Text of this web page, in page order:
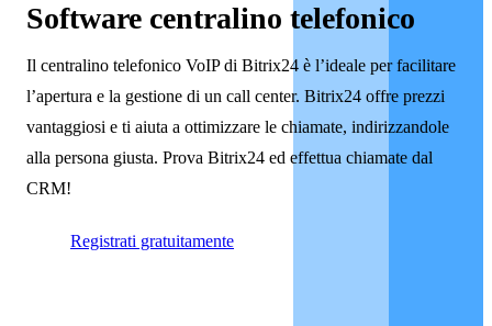
Software centralino telefonico
Il centralino telefonico VoIP di Bitrix24 è l’ideale per facilitare
l’apertura e la gestione di un call center. Bitrix24 offre prezzi
vantaggiosi e ti aiuta a ottimizzare le chiamate, indirizzandole
alla persona giusta. Prova Bitrix24 ed effettua chiamate dal
CRM!
Registrati gratuitamente